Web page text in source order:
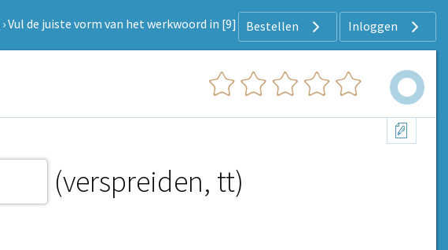
›Vul de juiste vorm van het werkwoord in [9] Bestellen Inloggen
(verspreiden, tt)